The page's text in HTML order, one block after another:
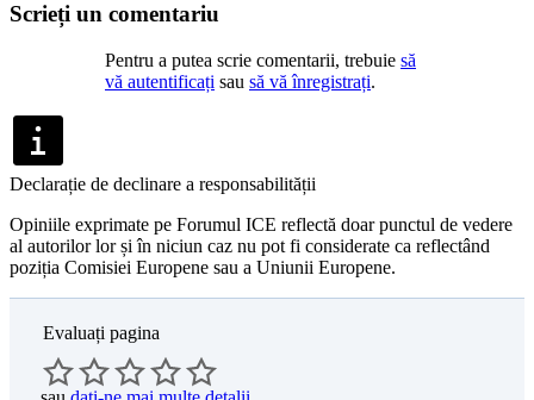
Scrieți un comentariu
Pentru a putea scrie comentarii, trebuie să
vă autentificați sau să vă înregistrați.
Declarație de declinare a responsabilității
Opiniile exprimate pe Forumul ICE reflectă doar punctul de vedere
al autorilor lor și în niciun caz nu pot fi considerate ca reflectând
poziția Comisiei Europene sau a Uniunii Europene.
Evaluați pagina